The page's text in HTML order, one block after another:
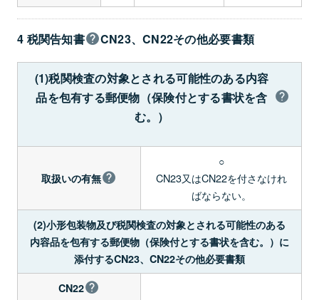
4 税関告知書 CN23、CN22その他必要書類
(1)税関検査の対象とされる可能性のある内容
品を包有する郵便物（保険付とする書状を含
む。）
取扱いの有無
○
CN23又はCN22を付さなけれ
ばならない。
(2)小形包装物及び税関検査の対象とされる可能性のある
内容品を包有する郵便物（保険付とする書状を含む。）に
添付するCN23、CN22その他必要書類
CN22